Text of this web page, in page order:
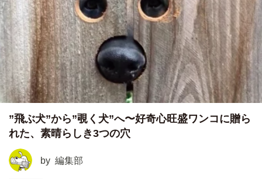
”飛ぶ犬”から”覗く犬”へ〜好奇心旺盛ワンコに贈ら
れた、素晴らしき3つの穴
by 編集部